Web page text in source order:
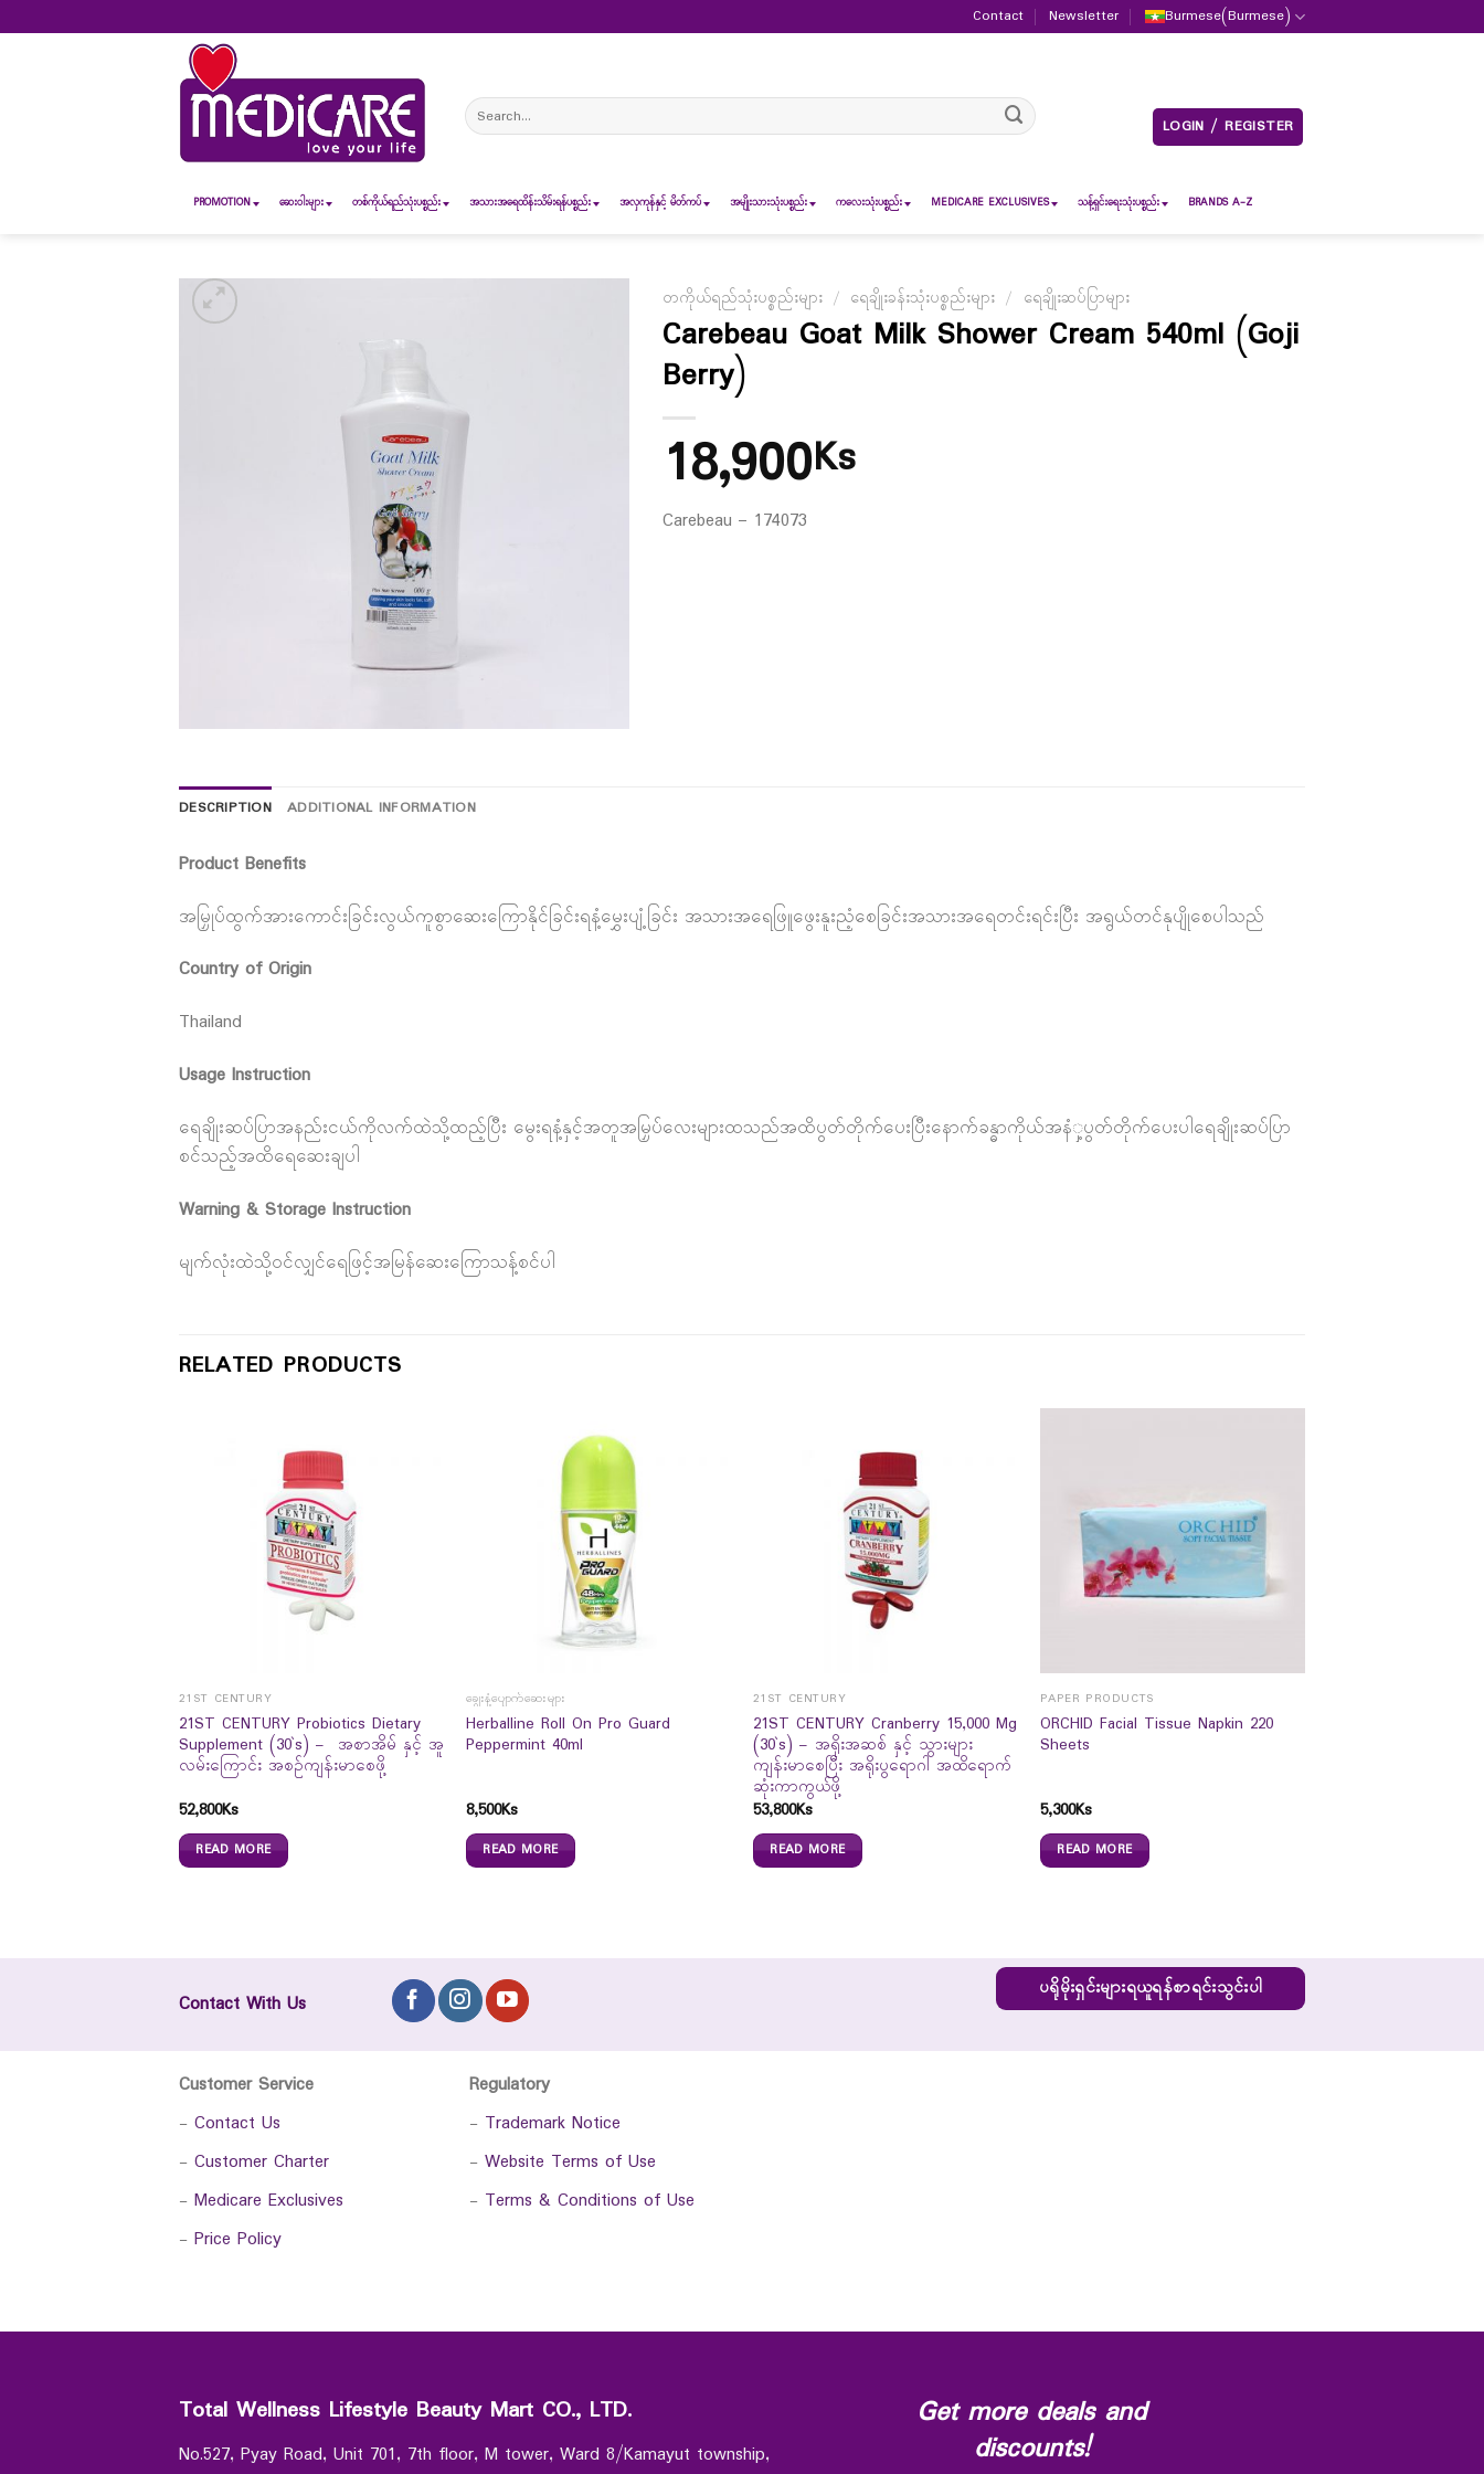
to
Contact Newsletter Burmese(Burmese)
Search
for:
LOGIN / REGISTER
PROMOTION ဆေး၀ါးများ တစ်ကိုယ်ရည်သုံးပစ္စည်း အသားအရေထိန်းသိမ်းရန်ပစ္စည်း အလှကုန်နှင့် မိတ်ကပ် အမျိုးသားသုံးပစ္စည်း ကလေးသုံးပစ္စည်း MEDICARE EXCLUSIVES သန့်ရှင်းရေးသုံးပစ္စည်း BRANDS A-Z
တကိုယ်ရည်သုံးပစ္စည်းများ / ရေချိုးခန်းသုံးပစ္စည်းများ / ရေချိုးဆပ်ပြာများ
Carebeau Goat Milk Shower Cream 540ml (Goji
Berry)
18,900Ks
Carebeau – 174073
DESCRIPTION ADDITIONAL INFORMATION
Product Benefits
အမြှုပ်ထွက်အားကောင်းခြင်းလွယ်ကူစွာဆေးကြောနိုင်ခြင်းရနံ့မွှေးပျံ့ခြင်း အသားအရေဖြူဖွေးနူးညံ့စေခြင်းအသားအရေတင်းရင်းပြီး အရွယ်တင်နုပျိုစေပါသည်
Country of Origin
Thailand
Usage Instruction
ရေချိုးဆပ်ပြာအနည်းငယ်ကိုလက်ထဲသို့ထည့်ပြီး မွေးရနံ့နှင့်အတူအမြှပ်လေးများထသည်အထိပွတ်တိုက်ပေးပြီးနောက်ခန္ဓာကိုယ်အနံှ့ပွတ်တိုက်ပေးပါရေချိုးဆပ်ပြာ
စင်သည့်အထိရေဆေးချပါ
Warning & Storage Instruction
မျက်လုံးထဲသို့ဝင်လျှင်ရေဖြင့်အမြန်ဆေးကြောသန့်စင်ပါ
RELATED PRODUCTS
21ST CENTURY
21ST CENTURY Probiotics Dietary
Supplement (30`s) – အစာအိမ် နှင့် အူ
လမ်းကြောင်း အစဉ်ကျန်းမာစေဖို့
52,800Ks
READ MORE
ချွေးနံ့ပျောက်ဆေးများ
Herballine Roll On Pro Guard
Peppermint 40ml
8,500Ks
READ MORE
21ST CENTURY
21ST CENTURY Cranberry 15,000 Mg
(30`s) – အရိုးအဆစ် နှင့် သွားများ
ကျန်းမာစေပြီး အရိုးပွရောဂါ အထိရောက်
ဆုံးကာကွယ်ဖို့
53,800Ks
READ MORE
PAPER PRODUCTS
ORCHID Facial Tissue Napkin 220
Sheets
5,300Ks
READ MORE
Contact With Us
ပရိုမိုးရှင်းများရယူရန်စာရင်းသွင်းပါ
Customer Service
- Contact Us
- Customer Charter
- Medicare Exclusives
- Price Policy
Regulatory
- Trademark Notice
- Website Terms of Use
- Terms & Conditions of Use
Total Wellness Lifestyle Beauty Mart CO., LTD.
No.527, Pyay Road, Unit 701, 7th floor, M tower, Ward 8/Kamayut township,
Get more deals and
discounts!